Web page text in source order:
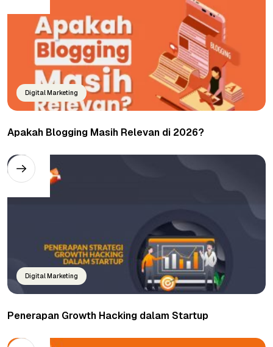
Digital Marketing
Apakah Blogging Masih Relevan di 2026?
Digital Marketing
Penerapan Growth Hacking dalam Startup